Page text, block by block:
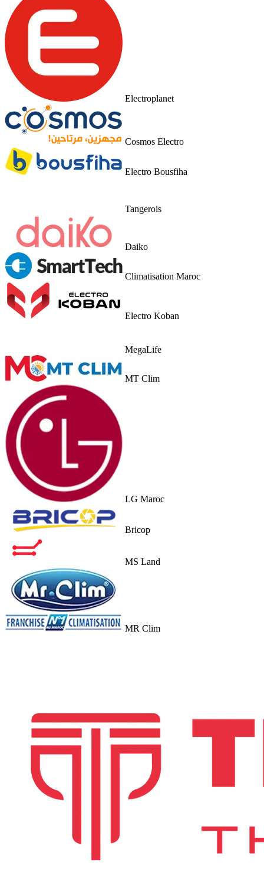
Electroplanet
Cosmos Electro
Electro Bousfiha
Tangerois
Daiko
Climatisation Maroc
Electro Koban
MegaLife
MT Clim
LG Maroc
Bricop
MS Land
MR Clim